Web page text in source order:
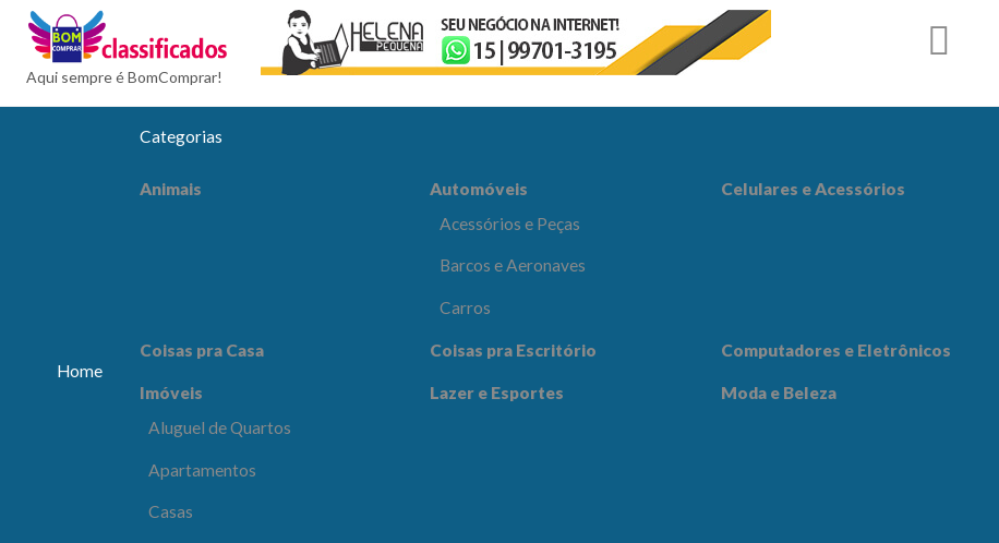
Coisas pra Escritório
Computadores e
Eletrônicos
Lazer e Esportes Moda e Beleza
BomComprar
Aqui sempre é BomComprar!
Home
Categorias
Animais
Automóveis
Acessórios e Peças
Barcos e Aeronaves
Carros
Celulares e Acessórios
Coisas pra Casa Coisas pra Escritório Computadores e Eletrônicos
Imóveis
Aluguel de Quartos
Apartamentos
Casas
Lazer e Esportes Moda e Beleza